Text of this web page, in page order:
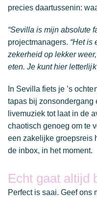
precies daartussenin:
“Sevilla is mijn absolute
projectmanagers. “Het is
zekerheid op lekker
eten. Je kunt hier
In Sevilla fiets je ’s
tapas bij zonsondergang
livemuziek tot laat in de
chaotisch genoeg om te
een zakelijke groepsreis
de inbox, in het moment.
Echt gaat altijd
Perfect is saai. Geef ons